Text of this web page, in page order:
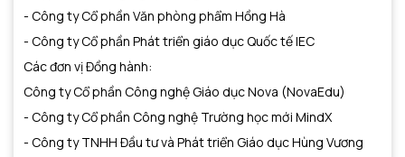
- Công ty Cổ phần Văn phòng phẩm Hồng Hà
- Công ty Cổ phần Phát triển giáo dục Quốc tế IEC
Các đơn vị Đồng hành:
Công ty Cổ phần Công nghệ Giáo dục Nova (NovaEdu)
- Công ty Cổ phần Công nghệ Trường học mới MindX
- Công ty TNHH Đầu tư và Phát triển Giáo dục Hùng Vương